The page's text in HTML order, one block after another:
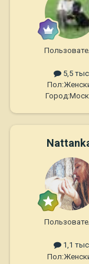
5,5 тыс
Пол:
Город:
1,1 тыс
Пол: